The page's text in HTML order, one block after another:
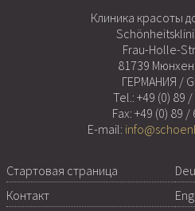
Клиника красоты
Frau-Holle-
81739
ГЕРМАНИЯ /
Tel.: +49 (0) 89
Fax: +49 (0) 89 /
E-mail:
Стартовая страница
Контакт